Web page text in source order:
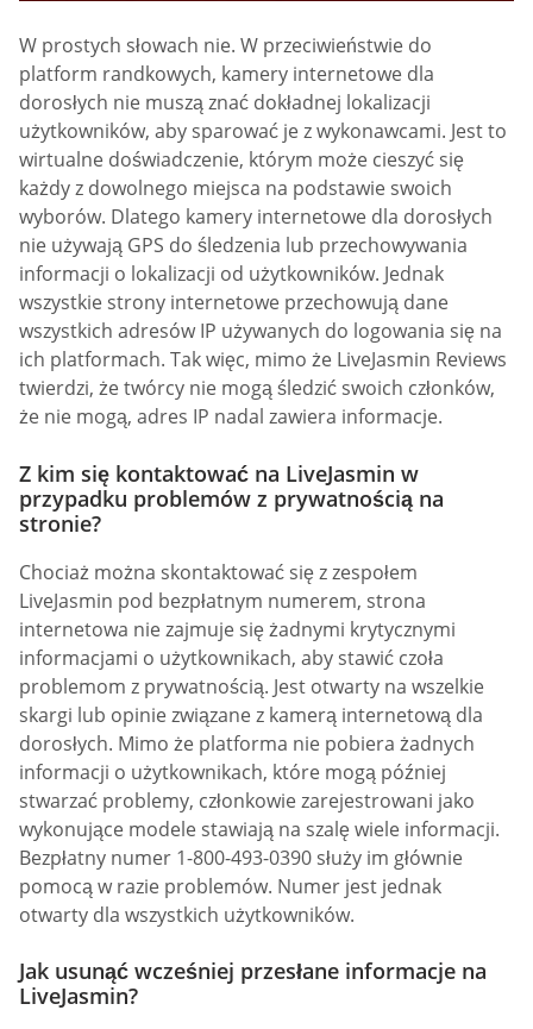
W prostych słowach nie. W przeciwieństwie do
platform randkowych, kamery internetowe dla
dorosłych nie muszą znać dokładnej lokalizacji
użytkowników, aby sparować je z wykonawcami. Jest to
wirtualne doświadczenie, którym może cieszyć się
każdy z dowolnego miejsca na podstawie swoich
wyborów. Dlatego kamery internetowe dla dorosłych
nie używają GPS do śledzenia lub przechowywania
informacji o lokalizacji od użytkowników. Jednak
wszystkie strony internetowe przechowują dane
wszystkich adresów IP używanych do logowania się na
ich platformach. Tak więc, mimo że LiveJasmin Reviews
twierdzi, że twórcy nie mogą śledzić swoich członków,
że nie mogą, adres IP nadal zawiera informacje.
Z kim się kontaktować na LiveJasmin w
przypadku problemów z prywatnością na
stronie?
Chociaż można skontaktować się z zespołem
LiveJasmin pod bezpłatnym numerem, strona
internetowa nie zajmuje się żadnymi krytycznymi
informacjami o użytkownikach, aby stawić czoła
problemom z prywatnością. Jest otwarty na wszelkie
skargi lub opinie związane z kamerą internetową dla
dorosłych. Mimo że platforma nie pobiera żadnych
informacji o użytkownikach, które mogą później
stwarzać problemy, członkowie zarejestrowani jako
wykonujące modele stawiają na szalę wiele informacji.
Bezpłatny numer 1-800-493-0390 służy im głównie
pomocą w razie problemów. Numer jest jednak
otwarty dla wszystkich użytkowników.
Jak usunąć wcześniej przesłane informacje na
LiveJasmin?